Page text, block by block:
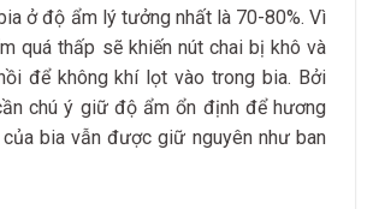
ở độ ẩm lý tưởng nhất là 70-80%. Vì
quá thấp sẽ khiến nút chai bị khô và
để không khí lọt vào trong bia. Bởi
chú ý giữ độ ẩm ổn định để hương
bia vẫn được giữ nguyên như ban